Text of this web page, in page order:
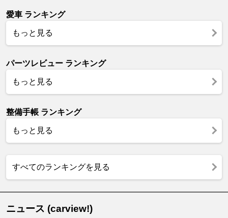
愛車 ランキング
もっと見る
パーツレビュー ランキング
もっと見る
整備手帳 ランキング
もっと見る
すべてのランキングを見る
ニュース (carview!)